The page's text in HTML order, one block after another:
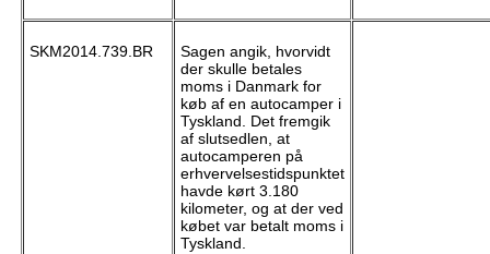
SKM2014.739.BR
Sagen angik, hvorvidt
der skulle betales
moms i Danmark for
køb af en autocamper i
Tyskland. Det fremgik
af slutsedlen, at
autocamperen på
erhvervelsestidspunktet
havde kørt 3.180
kilometer, og at der ved
købet var betalt moms i
Tyskland.